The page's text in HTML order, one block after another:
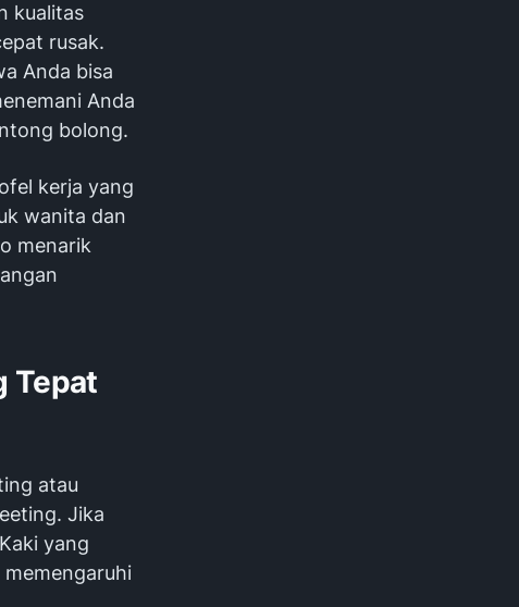
kualitas
rusak.
Anda bisa
Anda
bolong.
kerja yang
wanita dan
menarik
Tepat
atau
. Jika
yang
memengaruhi